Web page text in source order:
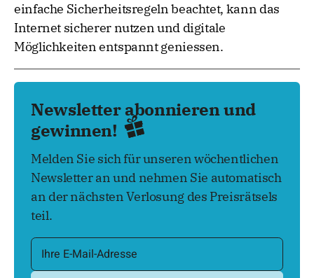
einfache Sicherheitsregeln beachtet, kann das
Internet sicherer nutzen und digitale
Möglichkeiten entspannt geniessen.
Newsletter abonnieren und
gewinnen!
Melden Sie sich für unseren wöchentlichen
Newsletter an und nehmen Sie automatisch
an der nächsten Verlosung des Preisrätsels
teil.